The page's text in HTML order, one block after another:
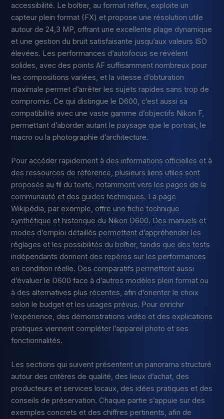
accessibilité. Le boîtier, au format réflex, exploite un
capteur plein format (FX) et propose une résolution utile
autour de 24,3 MP, offrant une excellente plage dynamique
et une gestion du bruit satisfaisante jusqu’aux valeurs ISO
élevées. Les performances d’autofocus se révèlent
solides, avec des points AF suffisamment nombreux pour
les compositions variées, et la vitesse d’obturation
maximale permet d’arrêter les sujets rapides sans trop de
compromis. Ce qui distingue le D600, c’est aussi sa
compatibilité avec une vaste gamme d’objectifs Nikon F,
permettant d’aborder autant le paysage que le portrait, le
macro ou la photographie d’architecture.
Pour accéder rapidement à des informations officielles et à
des ressources de référence, plusieurs liens utiles sont
proposés au fil du texte, notamment vers les pages de la
communauté et des guides techniques. La page
Wikipédia, par exemple, offre une fiche technique
synthétique et historique du Nikon D600. Des manuels et
modes d’emploi détaillés permettent d’appréhender les
réglages et les possibilités du boîtier, tandis que des tests
indépendants donnent des repères sur les performances
en condition réelle. Des comparatifs permettent aussi
d’évaluer le D600 face à d’autres modèles plein format ou
à des alternatives plus récentes, afin d’orienter le choix
selon le budget et les usages prévus. Pour enrichir
l’expérience, des démonstrations vidéo et des explications
pratiques viennent compléter l’appareil photo et ses
fonctionnalités.
Les sections qui suivent présentent un panorama structuré
autour des critères de qualité, des lieux d’achat, des
producteurs et services locaux, des idées pratiques et des
conseils de préservation. Chaque partie s’appuie sur des
exemples concrets et des chiffres pertinents, afin de